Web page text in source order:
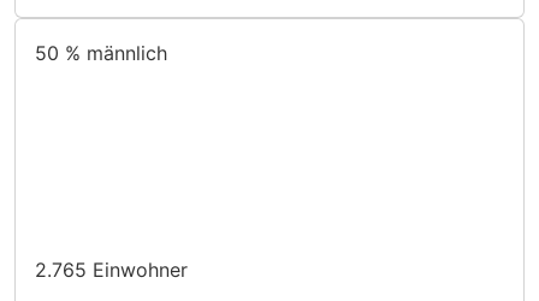
50 % männlich
2.765 Einwohner